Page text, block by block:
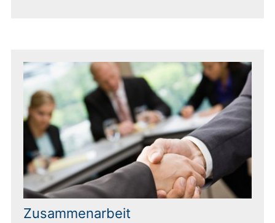
Zusammenarbeit